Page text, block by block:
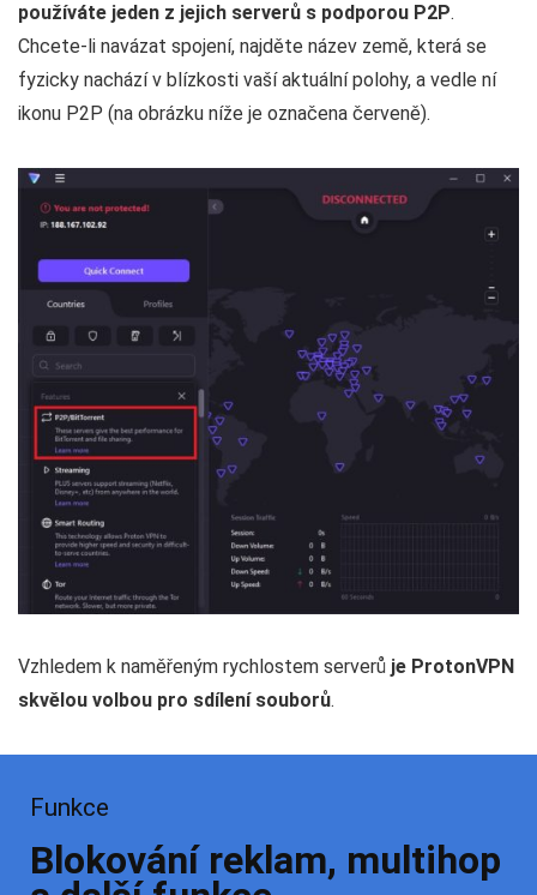
používáte jeden z jejich serverů s podporou P2P.
Chcete-li navázat spojení, najděte název země, která se
fyzicky nachází v blízkosti vaší aktuální polohy, a vedle ní
ikonu P2P (na obrázku níže je označena červeně).
Vzhledem k naměřeným rychlostem serverů je ProtonVPN
skvělou volbou pro sdílení souborů.
Funkce
Blokování reklam, multihop